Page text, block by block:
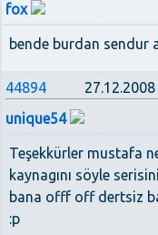
fox
bende burdan sendur
44894
unique54
Teşekkürler mustafa
kaynagını söyle
bana offf off dertsiz
:p